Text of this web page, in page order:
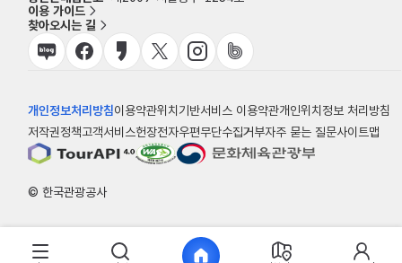
이용 가이드
찾아오시는 길
개인정보처리방침이용약관위치기반서비스 이용약관개인위치정보 처리방침
저작권정책고객서비스헌장전자우편무단수집거부자주 묻는 질문사이트맵
© 한국관광공사